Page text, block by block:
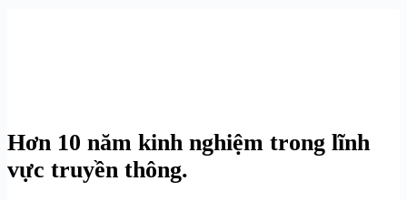
Hơn 10 năm kinh nghiệm trong lĩnh
vực truyền thông.